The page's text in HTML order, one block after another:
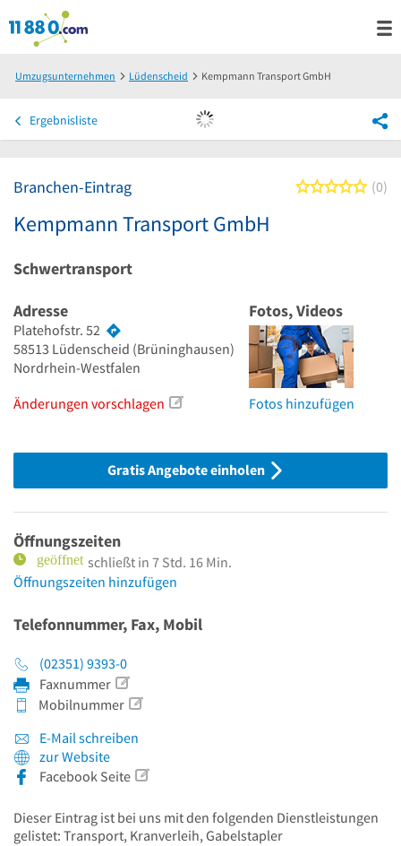
Umzugsunternehmen Lüdenscheid Kempmann Transport GmbH
Ergebnisliste
Branchen-Eintrag 00
Kempmann Transport GmbH
Schwertransport
Adresse
Platehofstr. 52
58513 Lüdenscheid (Brüninghausen)
Nordrhein-Westfalen
Änderungen vorschlagen
Fotos, Videos
Fotos hinzufügen
Gratis Angebote einholen
Öffnungszeiten
schließt in 7 Std. 16 Min.
Öffnungszeiten hinzufügen
Telefonnummer, Fax, Mobil
(02351) 9393-0
Faxnummer
Mobilnummer
E-Mail schreiben
zur Website
Facebook Seite
Dieser Eintrag ist bei uns mit den folgenden Dienstleistungen
gelistet: Transport, Kranverleih, Gabelstapler